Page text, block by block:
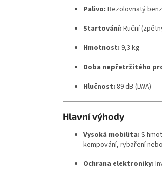
Palivo: Bezolovnatý
Startování: Ruční
Hmotnost: 9,3 kg
Doba nepřetržitého
Hlučnost: 89 dB (LWA)
Hlavní výhody
Vysoká mobilita: S
kempování, rybaření
Ochrana elektroniky: